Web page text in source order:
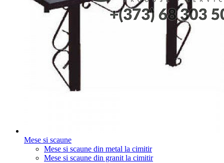
Mese si scaune
Mese si scaune din metal la cimitir
Mese si scaune din granit la cimitir